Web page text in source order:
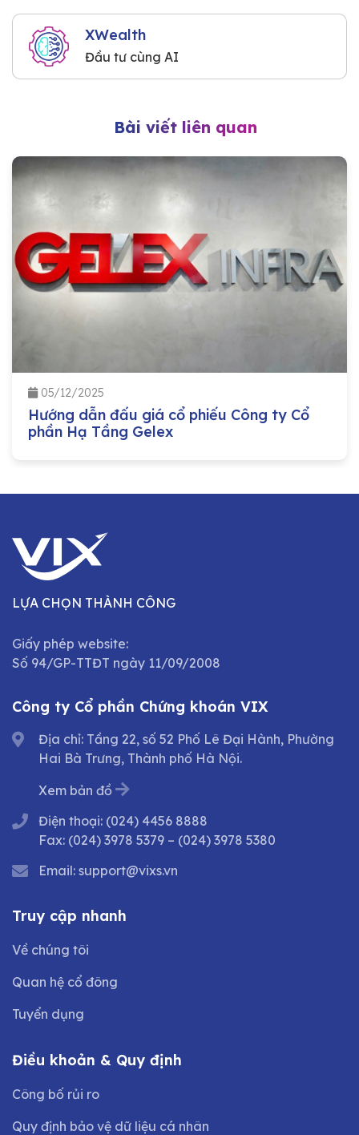
XWealth
Đầu tư cùng AI
Bài viết liên quan
05/12/2025
Hướng dẫn đấu giá cổ phiếu Công ty Cổ
phần Hạ Tầng Gelex
LỰA CHỌN THÀNH CÔNG
Giấy phép website:
Số 94/GP-TTĐT ngày 11/09/2008
Công ty Cổ phần Chứng khoán VIX
Địa chỉ: Tầng 22, số 52 Phố Lê Đại Hành, Phường
Hai Bà Trưng, Thành phố Hà Nội.
Xem bản đồ
Điện thoại: (024) 4456 8888
Fax: (024) 3978 5379 – (024) 3978 5380
Email: support@vixs.vn
Truy cập nhanh
Về chúng tôi
Quan hệ cổ đông
Tuyển dụng
Điều khoản & Quy định
Công bố rủi ro
Quy định bảo vệ dữ liệu cá nhân